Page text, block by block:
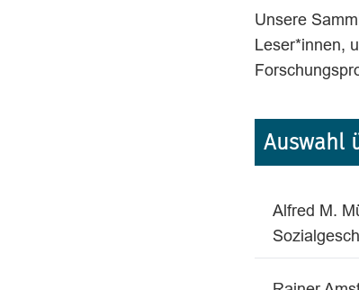
Unsere
Leser*innen,
Auswahl
Alfred M.